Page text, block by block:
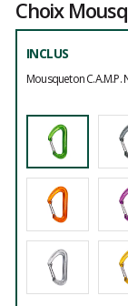
Choix
INCLUS
Mousqueton C.A.M.P.